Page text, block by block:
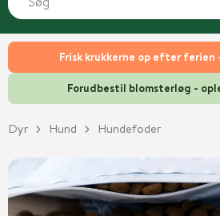
Frisk krukkerne op efter ferien
Forudbestil blomsterløg -
Dyr Hund Hundefoder